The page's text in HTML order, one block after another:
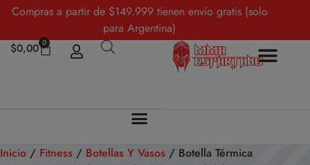
Compras a partir de $149.999 tienen envío gratis (solo
para Argentina)
$0,00 0
Inicio / Fitness / Botellas Y Vasos / Botella Térmica